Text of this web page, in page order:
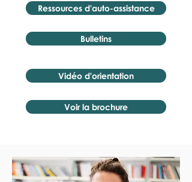
Ressources d'auto-assistance
Bulletins
Vidéo d'orientation
Voir la brochure